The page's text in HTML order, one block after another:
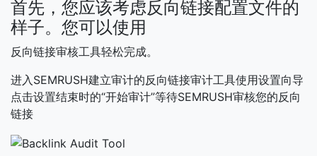
首先，您应该考虑反向链接配置文件的
样子。您可以使用
反向链接审核工具轻松完成。
进入SEMRUSH建立审计的反向链接审计工具使用设置向导
点击设置结束时的“开始审计”等待SEMRUSH审核您的反向
链接